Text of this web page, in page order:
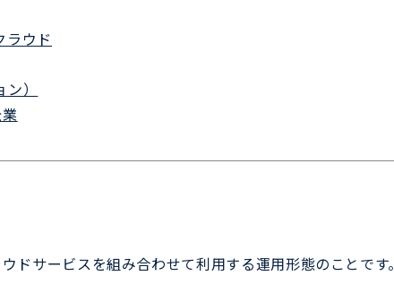
ウド
）
ドサービスを組み合わせて利用する運用形態のことです。